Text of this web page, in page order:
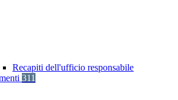
Recapiti dell'ufficio responsabile
311